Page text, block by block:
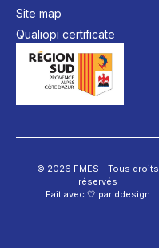
Site map
Qualiopi certificate
© 2026 FMES - Tous droits
réservés
Fait avec 🤍 par ddesign